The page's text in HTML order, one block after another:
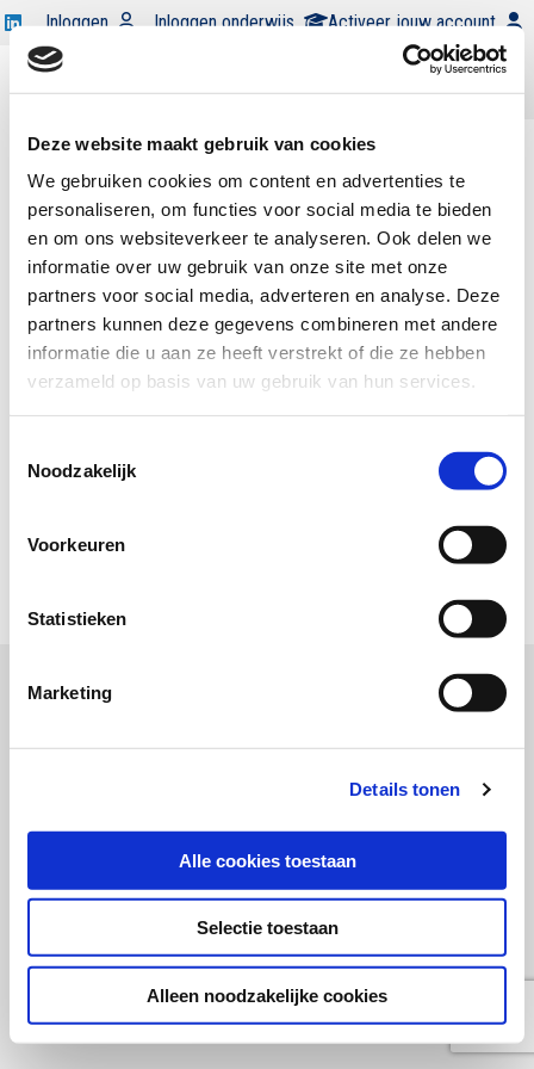
Deze website maakt gebruik van cookies
We gebruiken cookies om content en advertenties te
personaliseren, om functies voor social media te bieden
en om ons websiteverkeer te analyseren. Ook delen we
informatie over uw gebruik van onze site met onze
partners voor social media, adverteren en analyse. Deze
partners kunnen deze gegevens combineren met andere
informatie die u aan ze heeft verstrekt of die ze hebben
verzameld op basis van uw gebruik van hun services.
Noodzakelijk
Voorkeuren
Statistieken
Marketing
Details tonen
Alle cookies toestaan
Selectie toestaan
Alleen noodzakelijke cookies
Open
Swocc
Inloggen Inloggen onderwijs Activeer jouw account
menu
Open
begunstiger
| | Merk en Consument
info@swocc.nl
020 525 35 90
Contact
Nieuwe Achtergracht 166
Kamer C7.17
1018 WV Amsterdam